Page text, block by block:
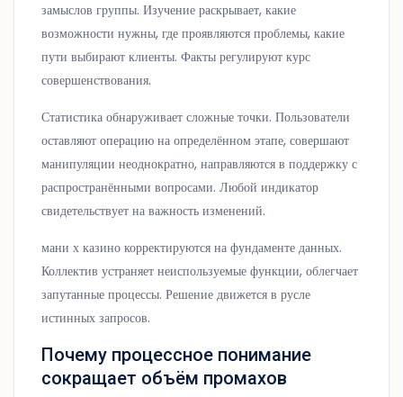
замыслов группы. Изучение раскрывает, какие
возможности нужны, где проявляются проблемы, какие
пути выбирают клиенты. Факты регулируют курс
совершенствования.
Статистика обнаруживает сложные точки. Пользователи
оставляют операцию на определённом этапе, совершают
манипуляции неоднократно, направляются в поддержку с
распространёнными вопросами. Любой индикатор
свидетельствует на важность изменений.
мани х казино корректируются на фундаменте данных.
Коллектив устраняет неиспользуемые функции, облегчает
запутанные процессы. Решение движется в русле
истинных запросов.
Почему процессное понимание
сокращает объём промахов